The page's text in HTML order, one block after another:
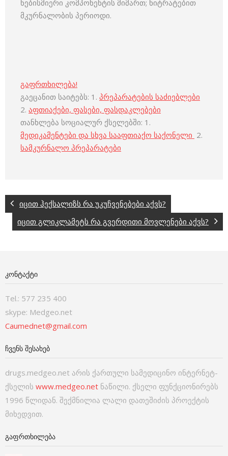
ნებისმიერი კომპონენტის მიმართ; ნიტრატებით
მკურნალობის პერიოდი.
გაფრთხილება!
გაეცანით საიტებს: 1. პრეპარატების საძიებლები
2. აფთიაქები, ფასები, ფასდაკლებები
თანხლება სოციალურ ქსელებში: 1.
მედიკამენტები და სხვა სააფთიაქო საქონელი 2.
სამკურნალო პრეპარატები
იცით ჰექსალიზს რა უკუჩვენებები აქვს?
იცით გლიკლამეტს რა გვერდითი მოვლენები აქვს?
ᲙᲝᲜᲢᲐᲥᲢᲘ
Tel.: 577 235 400
skype: Medgeo.net
Caumednet@gmail.com
ᲩᲕᲔᲜᲡ ᲨᲔᲡᲐᲮᲔᲑ
drugs.medgeo.net არის ქართული სამედიცინო ინტერნეტ-
ქსელის www.medgeo.net ნაწილი. ქსელი ფუნქციონირებს
1996 წლიდან. შექმნილია ლალი დათეშიძის პროექტის
მიხედვით.
ᲒᲐᲤᲠᲗᲮᲘᲚᲔᲑᲐ